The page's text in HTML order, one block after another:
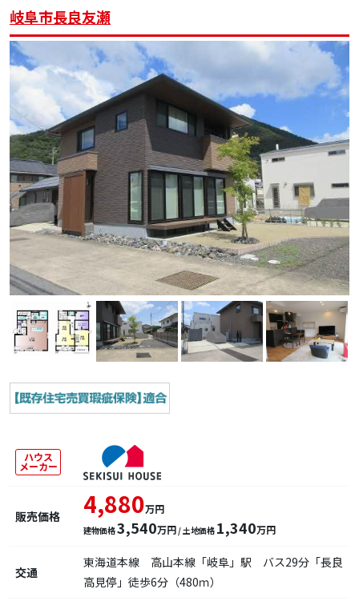
岐阜市長良友瀬
ハウス
メーカー
販売価格 4,880万円
建物価格3,540万円/ 土地価格 1,340万円
交通
東海道本線 高山本線「岐阜」駅 バス29分「長良
高見停」徒歩6分（480ｍ）